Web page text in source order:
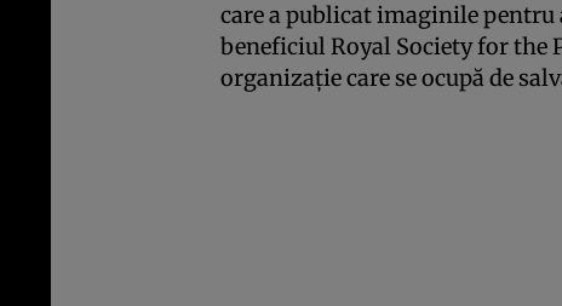
care a publicat imaginile
beneficiul Royal Society for the
organizaţie care se ocupă de